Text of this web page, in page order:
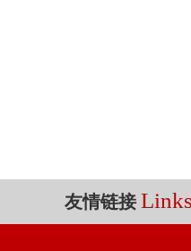
友情链接 Links